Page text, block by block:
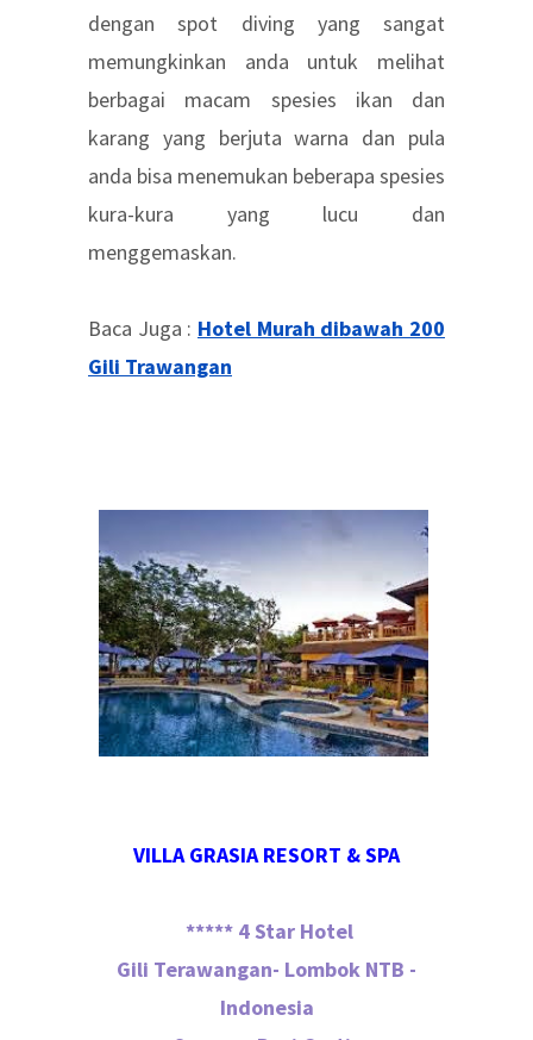
dengan spot diving yang sangat
memungkinkan anda untuk melihat
berbagai macam spesies ikan dan
karang yang berjuta warna dan pula
anda bisa menemukan beberapa spesies
kura-kura yang lucu dan
menggemaskan.
Baca Juga : Hotel Murah dibawah 200
Gili Trawangan
VILLA GRASIA RESORT & SPA
***** 4 Star Hotel
Gili Terawangan- Lombok NTB -
Indonesia